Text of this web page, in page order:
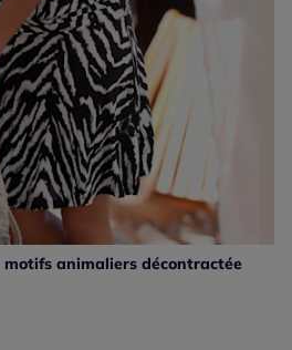
motifs animaliers décontractée